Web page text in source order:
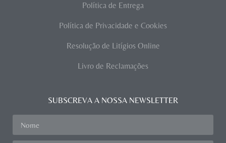
Política de Entrega
Política de Privacidade e Cookies
Resolução de Litígios Online
Livro de Reclamações
SUBSCREVA A NOSSA NEWSLETTER